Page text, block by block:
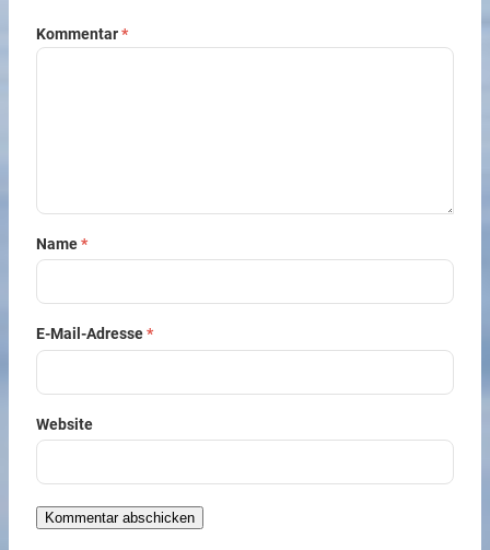
Kommentar*
Name*
E-Mail-Adresse*
Website